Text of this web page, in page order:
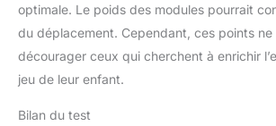
optimale. Le poids des modules pourrait
du déplacement. Cependant, ces points
décourager ceux qui cherchent à enrichir
jeu de leur enfant.
Bilan du test